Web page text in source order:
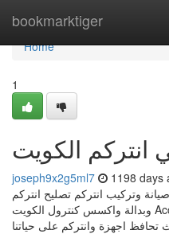
bookmarktiger
Home
Home
1
انتركم الكويت
joseph9x2g5ml7 1198 days
وتركيب انتركم تصليح انتركم
وبدالة واكسس كنترول الكويت Access Control بالكويت شركة
اجهزة وانتركم على حياتنا